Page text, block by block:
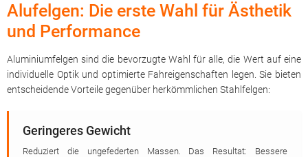
Alufelgen: Die erste Wahl für Ästhetik
und Performance
Aluminiumfelgen sind die bevorzugte Wahl für alle, die Wert auf eine
individuelle Optik und optimierte Fahreigenschaften legen. Sie bieten
entscheidende Vorteile gegenüber herkömmlichen Stahlfelgen:
Geringeres Gewicht
Reduziert die ungefederten Massen. Das Resultat: Bessere